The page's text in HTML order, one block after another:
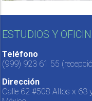
ESTUDIOS Y
Teléfono
(999) 923 61 55
Dirección
Calle 62 #508 Altos x 63